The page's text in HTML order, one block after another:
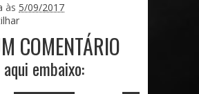
às 5/09/2017
COMENTÁRIO
embaixo: